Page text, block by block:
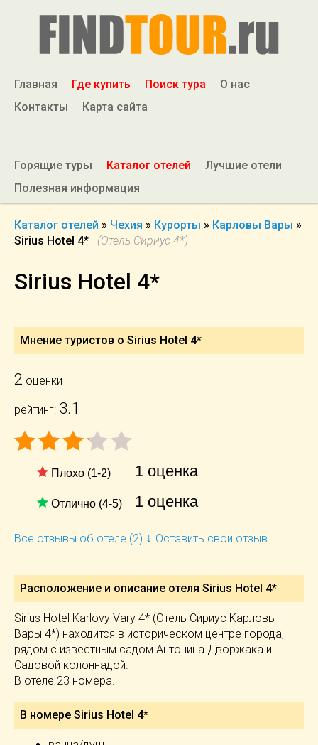
Главная Где купить Поиск тура
О нас
Контакты
Карта сайта
Горящие туры Каталог отелей
Лучшие отели
Полезная информация
Каталог отелей » Чехия » Курорты » Карловы Вары »
Sirius Hotel 4*
(Отель Сириус 4*)
Sirius Hotel 4*
Мнение туристов о Sirius Hotel 4*
2 оценки
рейтинг: 3.1
Плохо (1-2) 1 оценка
Отлично (4-5) 1 оценка
Все отзывы об отеле (2) ↓ Оставить свой отзыв
Расположение и описание отеля Sirius Hotel 4*
Sirius Hotel Karlovy Vary 4* (Отель Сириус Карловы
Вары 4*) находится в историческом центре города,
рядом с известным садом Антонина Дворжака и
Садовой колоннадой.
В отеле 23 номера.
В номере Sirius Hotel 4*